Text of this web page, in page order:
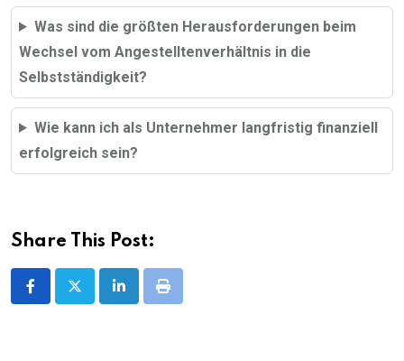
Was sind die größten Herausforderungen beim
Wechsel vom Angestelltenverhältnis in die
Selbstständigkeit?
Wie kann ich als Unternehmer langfristig finanziell
erfolgreich sein?
Share This Post:
LinkedInPrint